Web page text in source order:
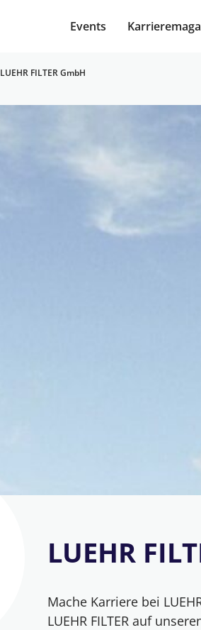
Events
LUEHR FILTER GmbH
LUEHR
Mache Karriere bei
LUEHR FILTER auf